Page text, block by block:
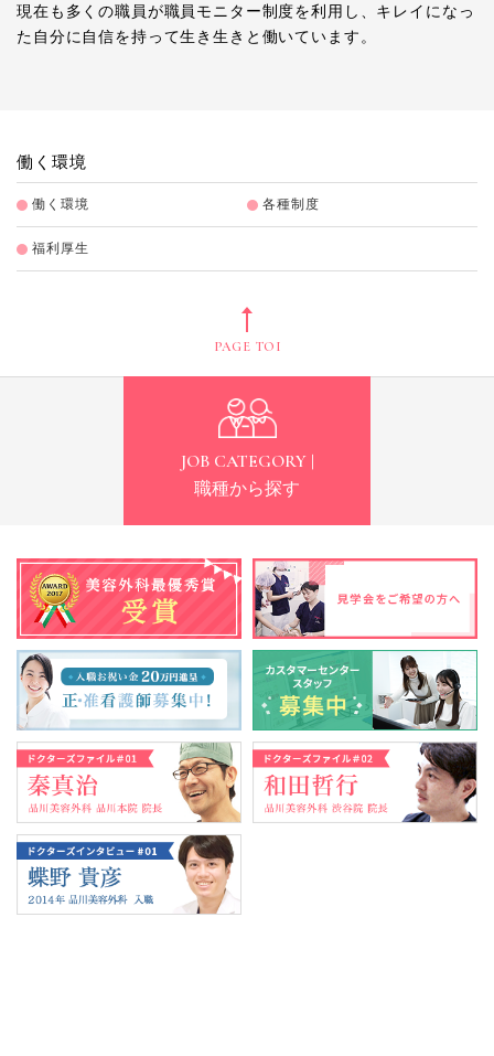
現在も多くの職員が職員モニター制度を利用し、キレイになっ
た自分に自信を持って生き生きと働いています。
働く環境
働く環境 各種制度
福利厚生
JOB CATEGORY |
職種から探す
PAGE TOP